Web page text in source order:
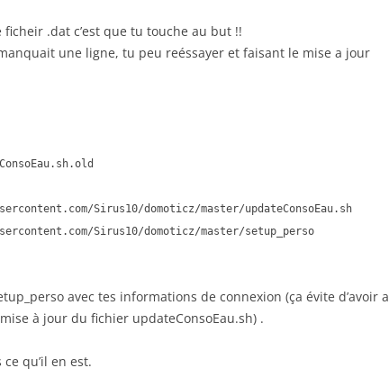
.dat c’est que tu touche au but !!
une ligne, tu peu reéssayer et faisant le mise a jour
Sirus10/domoticz/master/updateConsoEau.sh
Sirus10/domoticz/master/setup_perso
avec tes informations de connexion (ça évite d’avoir a
à jour du fichier updateConsoEau.sh) .
qu’il en est.